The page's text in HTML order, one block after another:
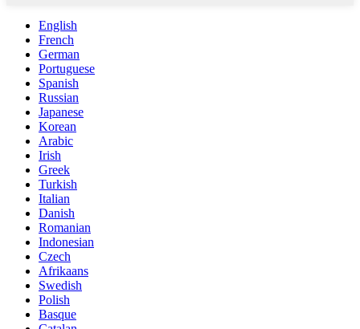
English
French
German
Portuguese
Spanish
Russian
Japanese
Korean
Arabic
Irish
Greek
Turkish
Italian
Danish
Romanian
Indonesian
Czech
Afrikaans
Swedish
Polish
Basque